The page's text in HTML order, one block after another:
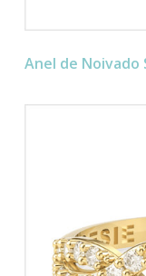
Anel de Noivado